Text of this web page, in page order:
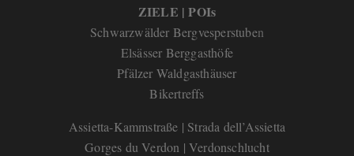
ZIELE | POIs
Schwarzwälder Bergvesperstuben
Elsässer Berggasthöfe
Pfälzer Waldgasthäuser
Bikertreffs
Assietta-Kammstraße | Strada dell’Assietta
Gorges du Verdon | Verdonschlucht